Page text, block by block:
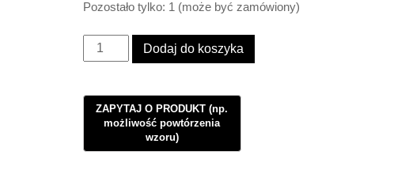
Pozostało tylko: 1 (może być zamówiony)
ilość
Oświetlenie
Double
Dodaj do koszyka